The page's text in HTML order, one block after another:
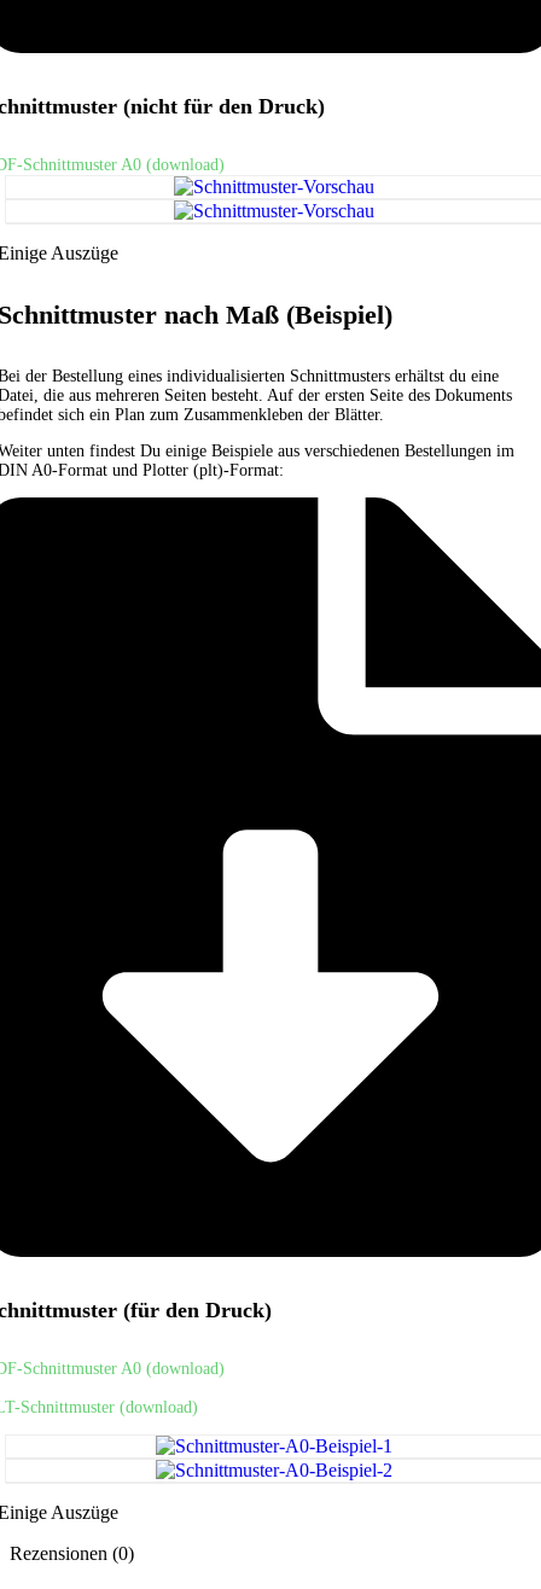
(nicht für den Druck)
Schnittmuster A0 (download)
Auszüge
nach Maß (Beispiel)
der Bestellung eines individualisierten Schnittmusters erhältst du eine
die aus mehreren Seiten besteht. Auf der ersten Seite des Dokuments
sich ein Plan zum Zusammenkleben der Blätter.
unten findest Du einige Beispiele aus verschiedenen Bestellungen im
A0-Format und Plotter (plt)-Format:
(für den Druck)
Schnittmuster A0 (download)
Schnittmuster (download)
Auszüge
Rezensionen (0)